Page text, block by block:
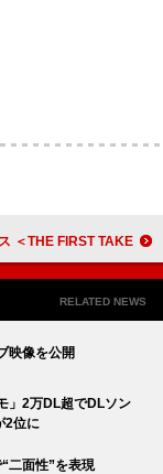
桜みたいな恋なんだ」メディア初パフォーマンス ＜THE FIRST TAKE＞
RELATED NEWS
映像を公開
」2万DL超でDLソン
2位に
二面性”を表現